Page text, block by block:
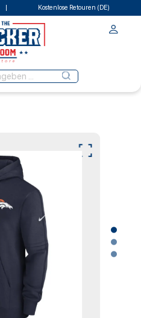
Kostenlose Retouren (DE)